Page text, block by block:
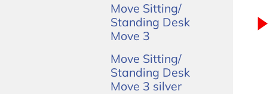
Move Sitting/
Standing Desk
Move 3
Move Sitting/
Standing Desk
Move 3 silver